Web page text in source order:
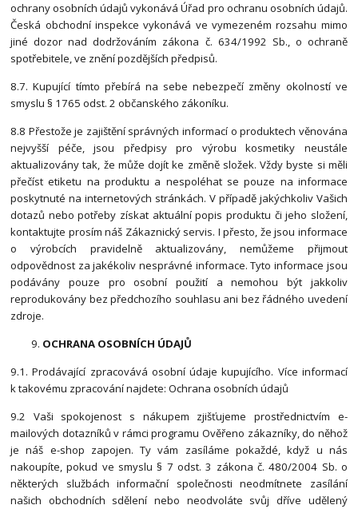
ochrany osobních údajů vykonává Úřad pro ochranu osobních údajů.
Česká obchodní inspekce vykonává ve vymezeném rozsahu mimo
jiné dozor nad dodržováním zákona č. 634/1992 Sb., o ochraně
spotřebitele, ve znění pozdějších předpisů.
8.7. Kupující tímto přebírá na sebe nebezpečí změny okolností ve
smyslu § 1765 odst. 2 občanského zákoníku.
8.8 Přestože je zajištění správných informací o produktech věnována
nejvyšší péče, jsou předpisy pro výrobu kosmetiky neustále
aktualizovány tak, že může dojít ke změně složek. Vždy byste si měli
přečíst etiketu na produktu a nespoléhat se pouze na informace
poskytnuté na internetových stránkách. V případě jakýchkoliv Vašich
dotazů nebo potřeby získat aktuální popis produktu či jeho složení,
kontaktujte prosím náš Zákaznický servis. I přesto, že jsou informace
o výrobcích pravidelně aktualizovány, nemůžeme přijmout
odpovědnost za jakékoliv nesprávné informace. Tyto informace jsou
podávány pouze pro osobní použití a nemohou být jakkoliv
reprodukovány bez předchozího souhlasu ani bez řádného uvedení
zdroje.
OCHRANA OSOBNÍCH ÚDAJŮ
9.1. Prodávající zpracovává osobní údaje kupujícího. Více informací
k takovému zpracování najdete: Ochrana osobních údajů
9.2 Vaši spokojenost s nákupem zjišťujeme prostřednictvím e-
mailových dotazníků v rámci programu Ověřeno zákazníky, do něhož
je náš e-shop zapojen. Ty vám zasíláme pokaždé, když u nás
nakoupíte, pokud ve smyslu § 7 odst. 3 zákona č. 480/2004 Sb. o
některých službách informační společnosti neodmítnete zasílání
našich obchodních sdělení nebo neodvoláte svůj dříve udělený